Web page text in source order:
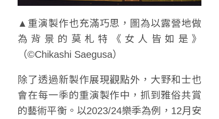
▲重演製作也充滿巧思，圖為以露營地做
為背景的莫札特《女人皆如是》
（©Chikashi Saegusa）
除了透過新製作展現觀點外，大野和士也
會在每一季的重演製作中，抓到雅俗共賞
的藝術平衡。以2023/24樂季為例，12月安